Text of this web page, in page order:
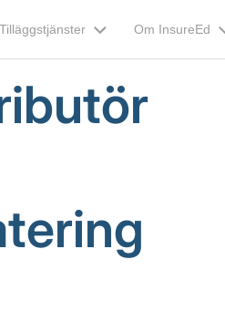
Tilläggstjänster Om InsureEd